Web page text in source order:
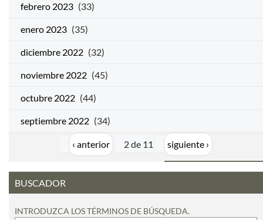
febrero 2023 (33)
enero 2023 (35)
diciembre 2022 (32)
noviembre 2022 (45)
octubre 2022 (44)
septiembre 2022 (34)
‹ anterior 2 de 11 siguiente ›
BUSCADOR
INTRODUZCA LOS TÉRMINOS DE BÚSQUEDA.